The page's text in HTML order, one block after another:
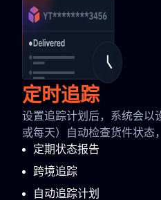
定时追踪
设置追踪计划后，系统会以
或每天）自动检查货件状态
定期状态报告
跨境追踪
自动追踪计划